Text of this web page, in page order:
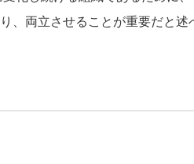
、両立させることが重要だと述